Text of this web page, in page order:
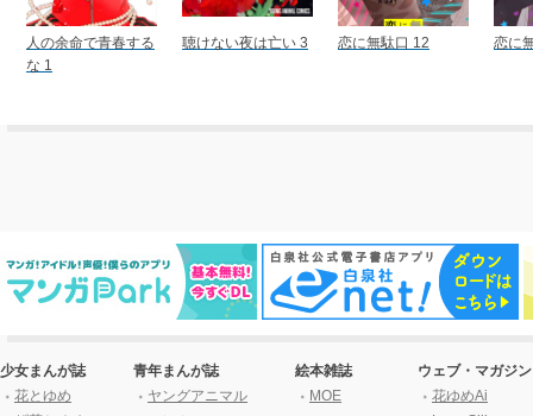
人の余命で青春する
な 1
聴けない夜は亡い 3 恋に無駄口 12 恋に
少女まんが誌
花とゆめ
青年まんが誌
ヤングアニマル
絵本雑誌
MOE
ウェブ・マガジン
花ゆめAi